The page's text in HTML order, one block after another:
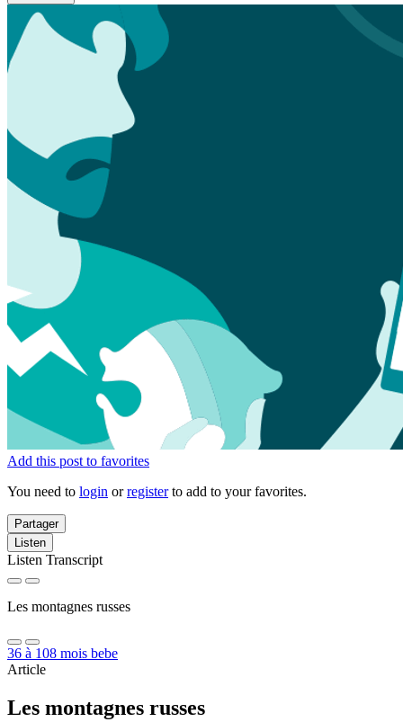
Add this post to favorites
You need to login orregisterto add to your favorites.
Partager
Listen
Listen Transcript
Les montagnes russes
36 à 108 mois bebe
Article
Les montagnes russes